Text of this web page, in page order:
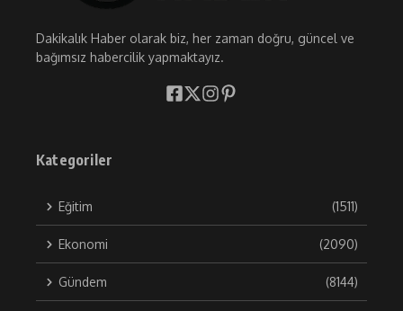
Dakikalık Haber olarak biz, her zaman doğru, güncel ve
bağımsız habercilik yapmaktayız.
Kategoriler
Eğitim (1511)
Ekonomi (2090)
Gündem (8144)